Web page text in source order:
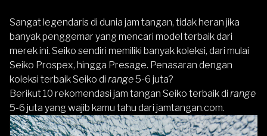
Sangat legendaris di dunia jam tangan, tidak heran jika
banyak penggemar yang mencari model terbaik dari
merek ini. Seiko sendiri memiliki banyak koleksi, dari mulai
Seiko Prospex, hingga Presage. Penasaran dengan
koleksi terbaik Seiko di range5-6 juta?
Berikut 10 rekomendasi jam tangan Seiko terbaik di range
5-6 juta yang wajib kamu tahu dari jamtangan.com.